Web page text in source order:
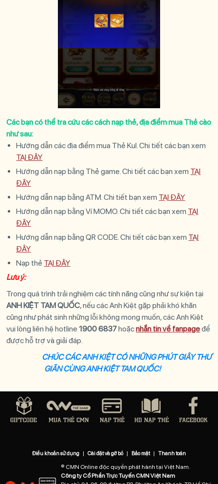
Các bạn có thể tra cứu các cách nạp thẻ, địa điểm mua Thẻ cào
như sau:
Hướng dẫn các địa điểm mua Thẻ Kul. Chi tiết các bạn xem
TẠI ĐÂY
Hướng dẫn nạp bằng Thẻ game. Chi tiết các bạn xem TẠI
ĐÂY
Hướng dẫn nạp bằng ATM. Chi tiết bạn xem TẠI ĐÂY
Hướng dẫn nạp bằng Ví MOMO. Chi tiết các bạn xem TẠI
ĐÂY
Hướng dẫn nạp bằng QR CODE. Chi tiết các bạn xem TẠI
ĐÂY
Nạp thẻ TẠI ĐÂY
Lưu ý:
Trong quá trình trải nghiệm các tính năng cũng như sự kiện tại
ANH KIỆT TAM QUỐC, nếu cácAnh Kiệt gặp phải khó khăn
cũng như phát sinh những lỗi không mong muốn, cácAnh Kiệt
vui lòng liên hệ hotline1900 6837hoặcnhắn tin về fanpageđể
được hỗ trợ và giải đáp.
CHÚC CÁC ANH KIỆT CÓ NHỮNG PHÚT GIÂY THƯ
GIÃN CÙNGANH KIỆT TAM QUỐC!
Điều khoản sử dụng | Cài đặt và gỡ bỏ | Bảo mật | Thanh toán
® CMN Online độc quyền phát hành tại Việt Nam.
Công ty Cổ Phần Trực Tuyến CMN Việt Nam